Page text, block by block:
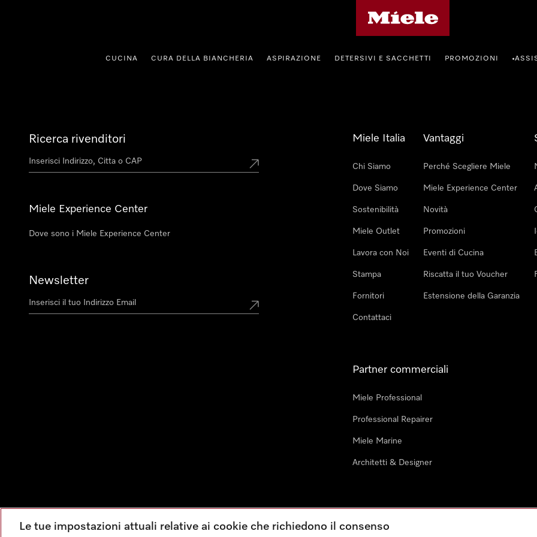
CUCINA CURA DELLA BIANCHERIA ASPIRAZIONE DETERSIVI E SACCHETTI PROMOZIONI •
Ricerca rivenditori
Miele Experience Center
Dove sono i Miele Experience Center
Newsletter
Miele Italia
Chi Siamo
Dove Siamo
Sostenibilità
Miele Outlet
Lavora con Noi
Stampa
Fornitori
Contattaci
Vantaggi
Perché Scegliere Miele
Miele Experience Center
Novità
Promozioni
Eventi di Cucina
Riscatta il tuo Voucher
Estensione della Garanzia
Partner commerciali
Miele Professional
Professional Repairer
Miele Marine
Architetti & Designer
Le tue impostazioni attuali relative ai cookie che richiedono il consenso